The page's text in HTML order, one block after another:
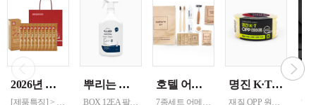
2026년 설명절 선물세트 [정관장] 홍삼기보데일리스틱 10ml*10포
[제품특징] > 120여 년 노하우로 재배된 6년근 홍과 제조기술로 추출 > 100% 계약재배를 통한 6년근 인삼 > 430여 가지의까다로운 품질 검사 > 액상형 농축액으로 음용이 쉬움 [제품성분] > 덱스트린, 정제수, 홍삼농축액(6년근, 고형분 64%, 홍삼성분 70mg/g 이상, 국산) 6.5%, 녹용추출액(뉴질랜드산), 식물혼합농축액(작약
뿌리는 락스세제(욕실용) 1,000ml 12개 한박스단위 판매
BOX 12EA 팔레트 0.0123 원산지 한국 BARCODE 8809367760815
호텔 어메니티 여행용 세면도구 50세트 대박스로만 판매 친환경 트레블세트 해외여행준비물 여행세트 일회용세면도구 어메니티세트
7종세트 어메니티 단체
명진 K·T OPP테이프 80M(투명) 48mmx80M 50개 한박스단위 판매
재질 OPP 원산지 한국 BARCODE 8809357185789